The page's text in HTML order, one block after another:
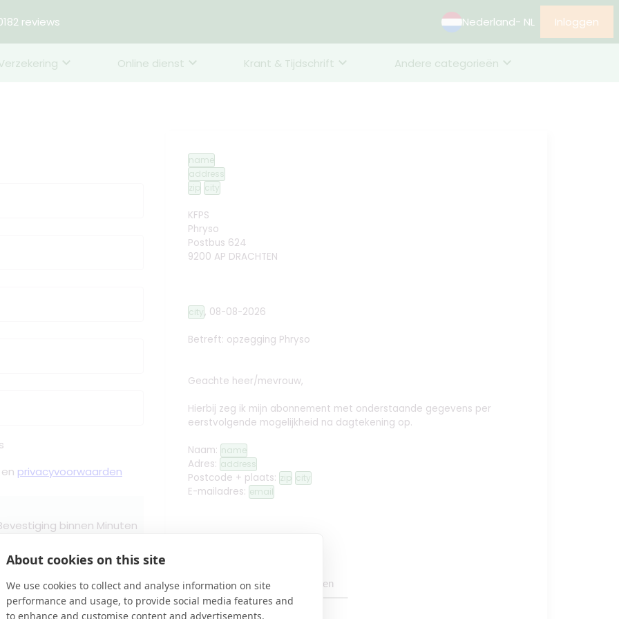
About cookies on this site
We use cookies to collect and analyse information on site
performance and usage, to provide social media features and
to enhance and customise content and advertisements.
reviews Nederland- NL Inloggen
Online dienst Krant & Tijdschrift Andere categorieën
privacyvoorwaarden
binnen Minuten
Controleren
name
address
zip city
KFPS
Phryso
Postbus 624
9200 AP DRACHTEN
city, 08-08-2026
Betreft: opzegging Phryso
Geachte heer/mevrouw,
Hierbij zeg ik mijn abonnement met onderstaande gegevens per
eerstvolgende mogelijkheid na dagtekening op.
Naam: name
Adres: address
Postcode + plaats: zip city
E-mailadres: email
editHandtekening toevoegen
name